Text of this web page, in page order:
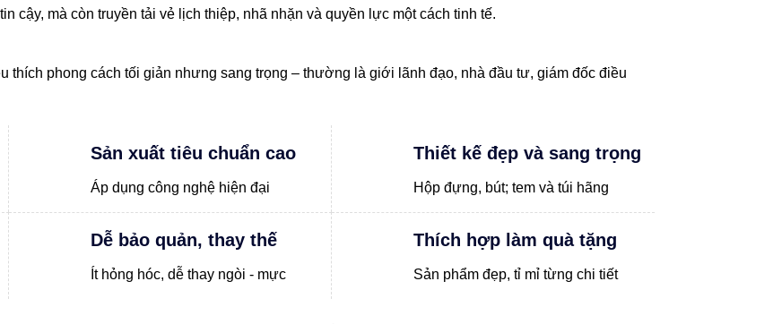
cậy, mà còn truyền tải vẻ lịch thiệp, nhã nhặn và quyền lực một cách tinh tế.
thích phong cách tối giản nhưng sang trọng – thường là giới lãnh đạo, nhà đầu tư, giám đốc điều
Sản xuất tiêu chuẩn cao
Áp dụng công nghệ hiện đại
Thiết kế đẹp và sang trọng
Hộp đựng, bút; tem và túi hãng
Dễ bảo quản, thay thế
Ít hỏng hóc, dễ thay ngòi - mực
Thích hợp làm quà tặng
Sản phẩm đẹp, tỉ mỉ từng chi tiết